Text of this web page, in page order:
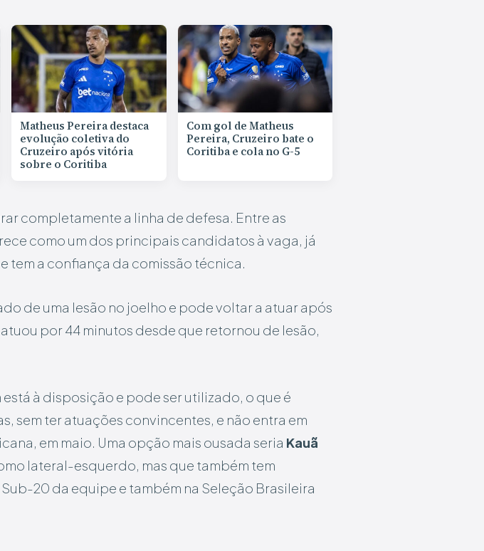
Matheus Pereira destaca
evolução coletiva do
Cruzeiro após vitória
sobre o Coritiba
Com gol de Matheus
Pereira, Cruzeiro bate o
Coritiba e cola no G-5
completamente a linha de defesa. Entre as
como um dos principais candidatos à vaga, já
a confiança da comissão técnica.
de uma lesão no joelho e pode voltar a atuar após
por 44 minutos desde que retornou de lesão,
à disposição e pode ser utilizado, o que é
sem ter atuações convincentes, e não entra em
em maio. Uma opção mais ousada seria Kauã
lateral-esquerdo, mas que também tem
20 da equipe e também na Seleção Brasileira